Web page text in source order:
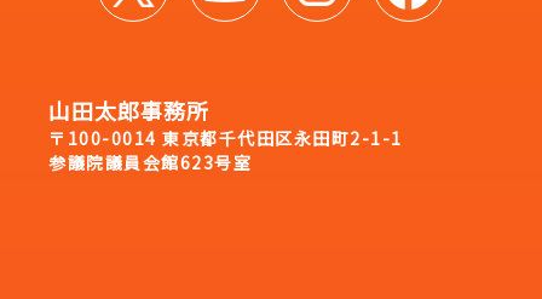
山田太郎事務所
〒100-0014 東京都千代田区永田町2-1-1
参議院議員会館623号室